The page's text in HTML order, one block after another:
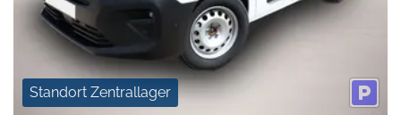
Standort Zentrallager